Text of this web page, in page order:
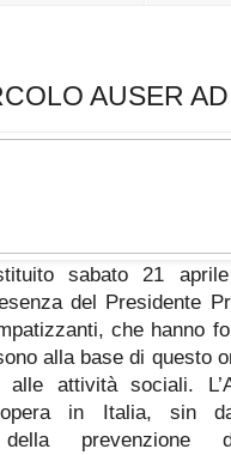
AUSER
sabato 21
del Presidente
che hanno
alla base di questo
alle attività sociali.
in Italia, sin
della prevenzione